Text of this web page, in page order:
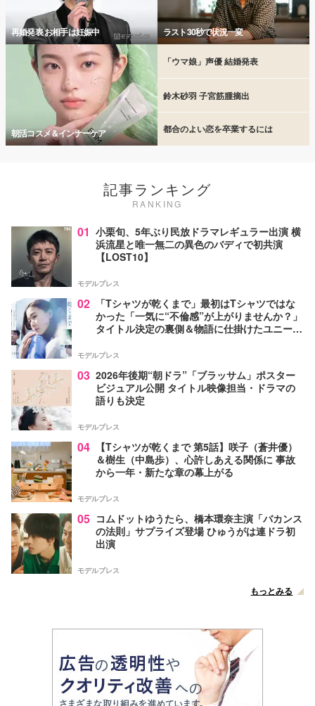
再婚発表 お相手は妊娠中 ラスト30秒で状況一変
朝活コスメ＆インナーケア
「ウマ娘」声優 結婚発表
鈴木砂羽 子宮筋腫摘出
都合のよい恋を卒業するには
記事ランキング
RANKING
01 小栗旬、5年ぶり民放ドラマレギュラー出演 横
浜流星と唯一無二の異色のバディで初共演
【LOST10】
モデルプレス
02
「Tシャツが乾くまで」最初はTシャツではな
かった「一気に“不倫感”が上がりませんか？」
タイトル決定の裏側＆物語に仕掛けたユニーク
モデルプレス
03 2026年後期“朝ドラ”「ブラッサム」ポスター
ビジュアル公開 タイトル映像担当・ドラマの
語りも決定
モデルプレス
04
【Tシャツが乾くまで 第5話】咲子（蒼井優）
＆樹生（中島歩）、心許しあえる関係に 事故
から一年・新たな章の幕上がる
モデルプレス
05 コムドットゆうたら、橋本環奈主演「バカンス
の法則」サプライズ登場 ひゅうがは連ドラ初
出演
モデルプレス
もっとみる